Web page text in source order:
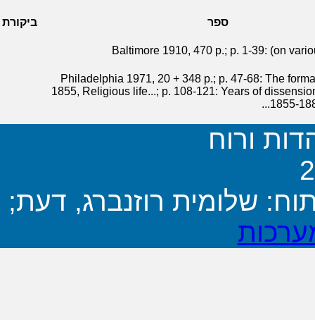
ספר ביקורת
Baltimore 1910, 470 p.; p. 1-39: (on
Philadelphia 1971, 20 + 348 p.; p. 47-68: The
1855, Religious life...; p. 108-121: Years of
1855-
ורוח
שלומית רוזנברג, דעת;